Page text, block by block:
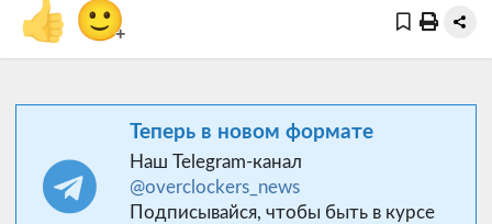
👍 🙂+
Теперь в новом формате
Наш Telegram-канал
@overclockers_news
Подписывайся, чтобы быть в курсе